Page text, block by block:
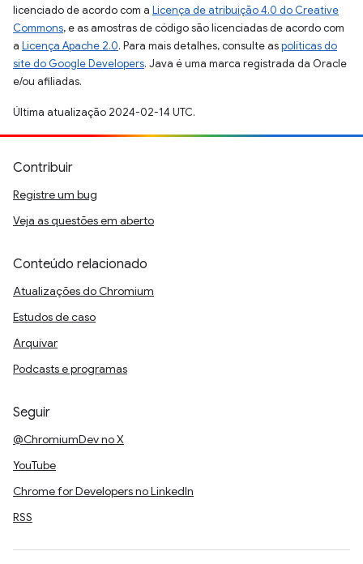
licenciado de acordo com a Licença de atribuição 4.0 do Creative
Commons, e as amostras de código são licenciadas de acordo com
a Licença Apache 2.0. Para mais detalhes, consulte aspolíticas do
site do Google Developers. Java é uma marca registrada da Oracle
e/ou afiliadas.
Última atualização 2024-02-14 UTC.
Contribuir
Registre um bug
Veja as questões em aberto
Conteúdo relacionado
Atualizações do Chromium
Estudos de caso
Arquivar
Podcasts e programas
Seguir
@ChromiumDev no X
YouTube
Chrome for Developers no LinkedIn
RSS